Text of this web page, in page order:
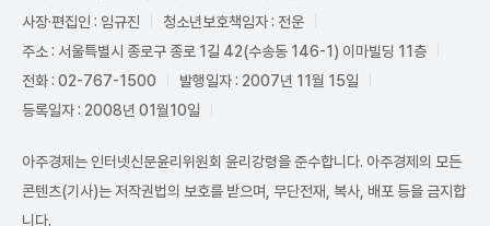
사장·편집인 : 임규진
청소년보호책임자 : 전운
주소 : 서울특별시 종로구 종로 1길 42(수송동 146-1) 이마빌딩 11층
전화 : 02-767-1500
발행일자 : 2007년 11월 15일
등록일자 : 2008년 01월10일
아주경제는 인터넷신문윤리위원회 윤리강령을 준수합니다. 아주경제의 모든
콘텐츠(기사)는 저작권법의 보호를 받으며, 무단전재, 복사, 배포 등을 금지합
니다.